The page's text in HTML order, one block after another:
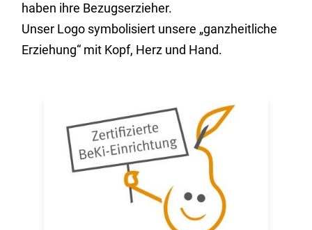
haben ihre Bezugserzieher.
Unser Logo symbolisiert unsere „ganzheitliche
Erziehung“ mit Kopf, Herz und Hand.